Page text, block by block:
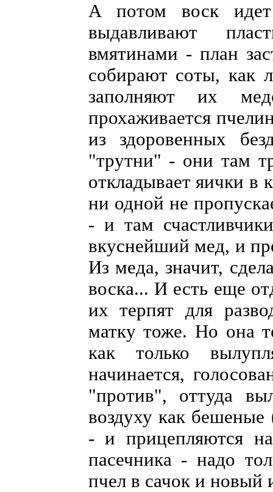
А потом воск
выдавливают
вмятинами - план
собирают соты, как
заполняют их
прохаживается
из здоровенных
"трутни" - они там
откладывает яички в
ни одной не
- и там
вкуснейший мед, и
Из меда, значит,
воска... И есть еще
их терпят для
матку тоже. Но она
как только
начинается,
"против", оттуда
воздуху как
- и прицепляются
пасечника - надо
пчел в сачок и новый